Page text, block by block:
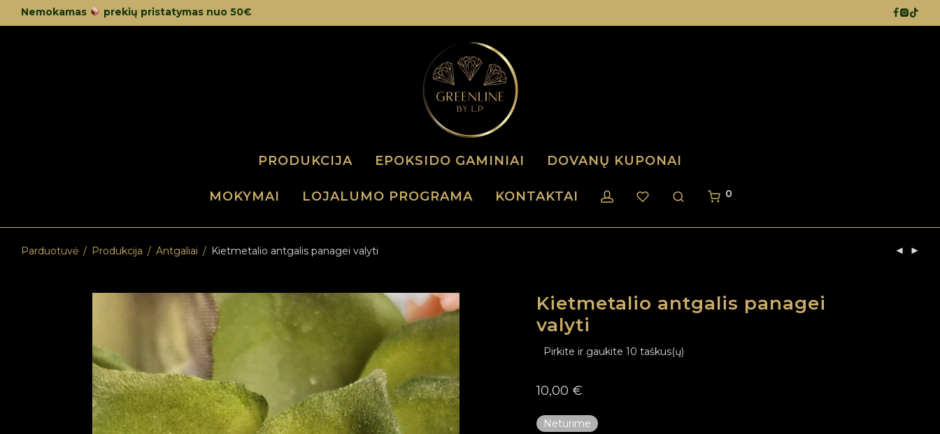
Nemokamas prekių pristatymas nuo 50€
PRODUKCIJA EPOKSIDO GAMINIAI DOVANŲ KUPONAI
MOKYMAI LOJALUMO PROGRAMA KONTAKTAI 0
Parduotuvė / Produkcija / Antgaliai / Kietmetalio antgalis panagei valyti
Kietmetalio antgalis panagei
valyti
Pirkite ir gaukite 10 taškus(ų)
10,00 €
Neturime